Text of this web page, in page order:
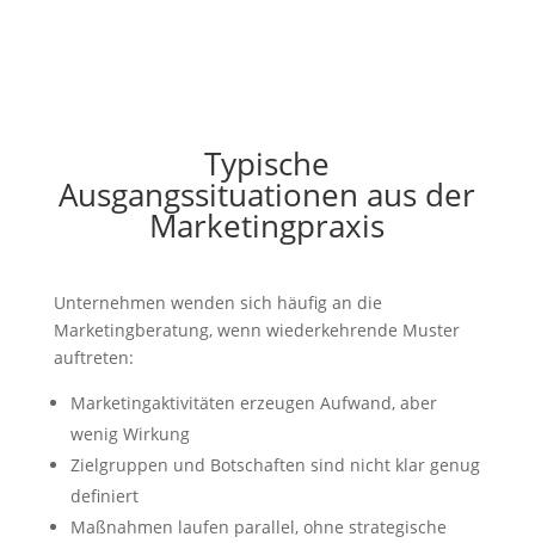
Typische
Ausgangssituationen aus der
Marketingpraxis
Unternehmen wenden sich häufig an die
Marketingberatung, wenn wiederkehrende Muster
auftreten:
Marketingaktivitäten erzeugen Aufwand, aber
wenig Wirkung
Zielgruppen und Botschaften sind nicht klar genug
definiert
Maßnahmen laufen parallel, ohne strategische